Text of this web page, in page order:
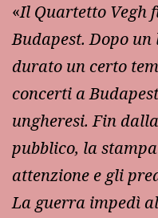
«Il Quartetto Vegh
Budapest. Dopo
durato un certo
concerti a
ungheresi. Fin
pubblico, la
attenzione e gli
La guerra impedì